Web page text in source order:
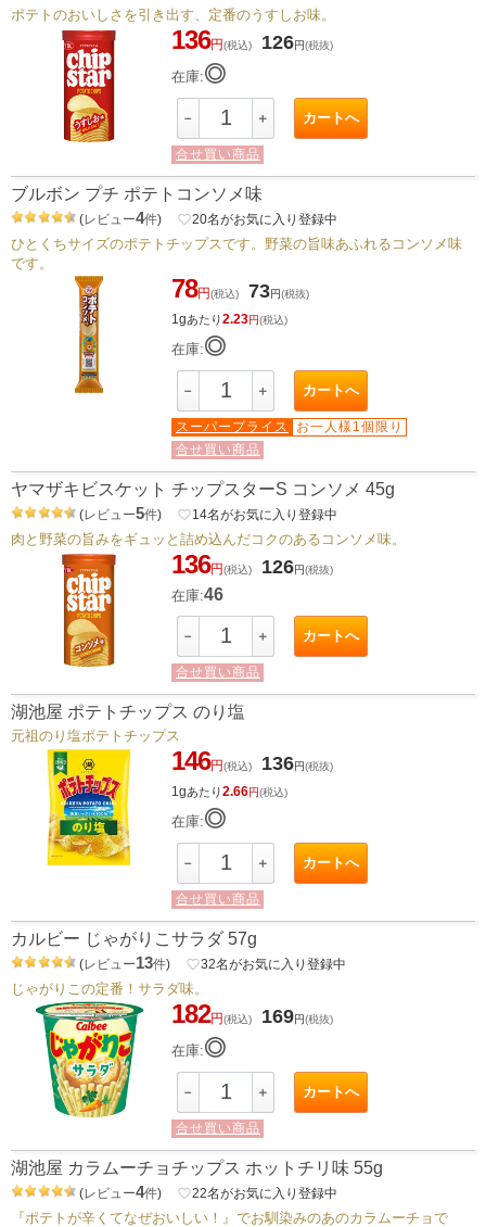
ポテトのおいしさを引き出す、定番のうすしお味。
136円(税込) 126円(税抜)
在庫:◎
－ ＋ カートへ
合せ買い商品
ブルボン プチ ポテトコンソメ味
(レビュー4件) favorite_border20名がお気に入り登録中
ひとくちサイズのポテトチップスです。野菜の旨味あふれるコンソメ味
です。
78円(税込) 73円(税抜)
1gあたり2.23円(税込)
在庫:◎
－ ＋ カートへ
スーパープライス
お一人様1個限り
合せ買い商品
ヤマザキビスケット チップスターS コンソメ 45g
(レビュー5件) favorite_border14名がお気に入り登録中
肉と野菜の旨みをギュッと詰め込んだコクのあるコンソメ味。
136円(税込) 126円(税抜)
在庫:46
－ ＋ カートへ
合せ買い商品
湖池屋 ポテトチップス のり塩
元祖のり塩ポテトチップス
146円(税込) 136円(税抜)
1gあたり2.66円(税込)
在庫:◎
－ ＋ カートへ
合せ買い商品
カルビー じゃがりこサラダ 57g
(レビュー13件) favorite_border32名がお気に入り登録中
じゃがりこの定番！サラダ味。
182円(税込) 169円(税抜)
在庫:◎
－ ＋ カートへ
合せ買い商品
湖池屋 カラムーチョチップス ホットチリ味 55g
(レビュー4件) favorite_border22名がお気に入り登録中
『ポテトが辛くてなぜおいしい！』でお馴染みのあのカラムーチョで